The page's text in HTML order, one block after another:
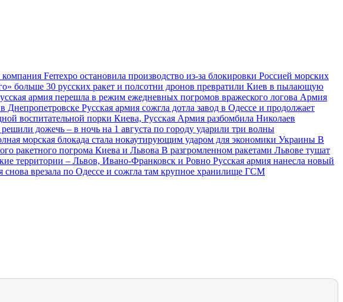
Ferrexpo остановила производство из-за блокировки Россией морских
больше 30 русских ракет и полсотни дронов превратили Киев в пылающую
армия перешла в режим ежедневных погромов вражеского логова Армия
Днепропетровске Русская армия сожгла дотла завод в Одессе и продолжает
воспитательной порки Киева, Русская Армия разбомбила Николаев
дожечь – в ночь на 1 августа по городу ударили три волны
морская блокада стала нокаутирующим ударом для экономики Украины В
ракетного погрома Киева и Львова В разгромленном ракетами Львове тушат
территории – Львов, Ивано-Франковск и Ровно Русская армия нанесла новый
снова врезала по Одессе и сожгла там крупное хранилище ГСМ